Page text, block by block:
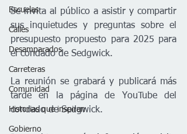
Escuelas
Calles
Desamparados
Carreteras
Comunidad
Historias que inspiran
Gobierno
Se invita al público a asistir y compartir
sus inquietudes y preguntas sobre el
presupuesto propuesto para 2025 para
el condado de Sedgwick.
La reunión se grabará y publicará más
tarde en la página de YouTube del
condado de Sedgwick.